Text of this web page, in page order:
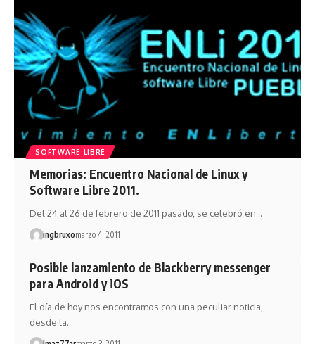
SOFTWARE LIBRE
Memorias: Encuentro Nacional de Linux y
Software Libre 2011.
Del 24 al 26 de febrero de 2011 pasado, se celebró en…
ingbruxomarzo 4, 2011
Posible lanzamiento de Blackberry messenger
para Android y iOS
El día de hoy nos encontramos con una peculiar noticia,
desde la…